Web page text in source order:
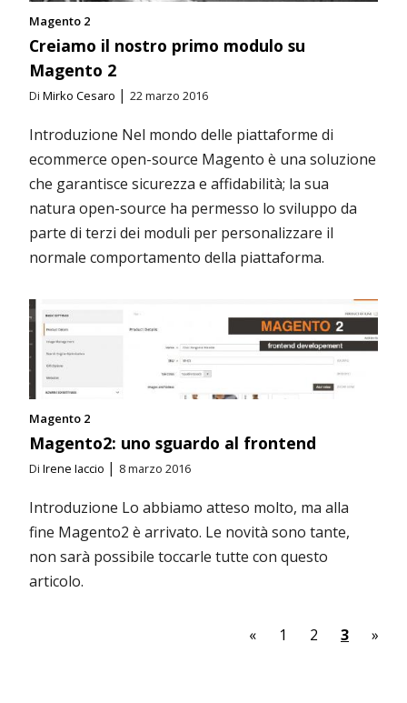
Magento 2
Creiamo il nostro primo modulo su
Magento 2
Di Mirko Cesaro | 22 marzo 2016
Introduzione Nel mondo delle piattaforme di
ecommerce open-source Magento è una soluzione
che garantisce sicurezza e affidabilità; la sua
natura open-source ha permesso lo sviluppo da
parte di terzi dei moduli per personalizzare il
normale comportamento della piattaforma.
Magento 2
Magento2: uno sguardo al frontend
Di Irene Iaccio | 8 marzo 2016
Introduzione Lo abbiamo atteso molto, ma alla
fine Magento2 è arrivato. Le novità sono tante,
non sarà possibile toccarle tutte con questo
articolo.
« 1 2 3 »